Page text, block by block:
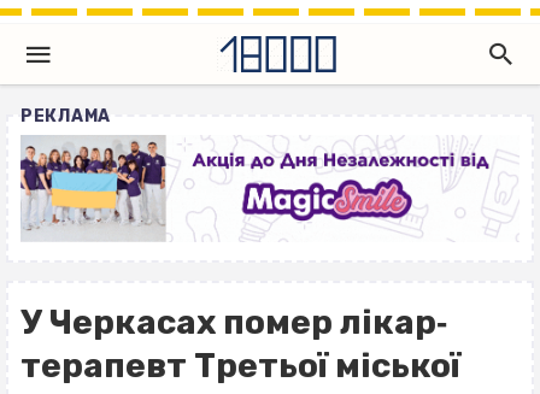
РЕКЛАМА
У Черкасах помер лікар‐
терапевт Третьої міської